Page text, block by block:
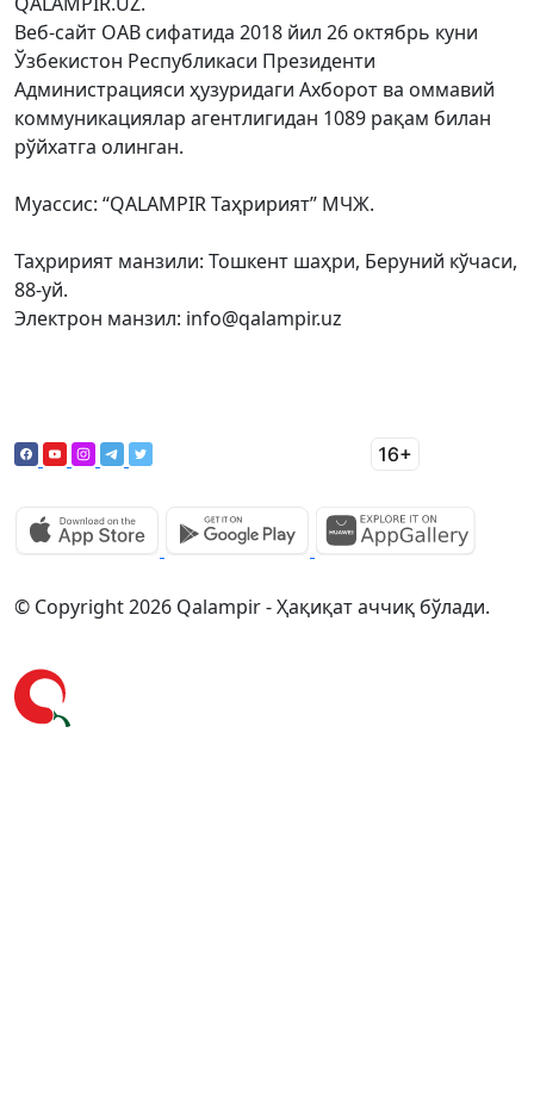
Веб-сайт ОАВ сифатида 2018 йил 26 октябрь куни
Ўзбекистон Республикаси Президенти
Администрацияси ҳузуридаги Ахборот ва оммавий
коммуникациялар агентлигидан 1089 рақам билан
рўйхатга олинган.
Муассис: “QALAMPIR Таҳририят” МЧЖ.
Таҳририят манзили: Тошкент шаҳри, Беруний кўчаси,
88-уй.
Электрон манзил: info@qalampir.uz
© Copyright 2026 Qalampir - Ҳақиқат аччиқ бўлади.